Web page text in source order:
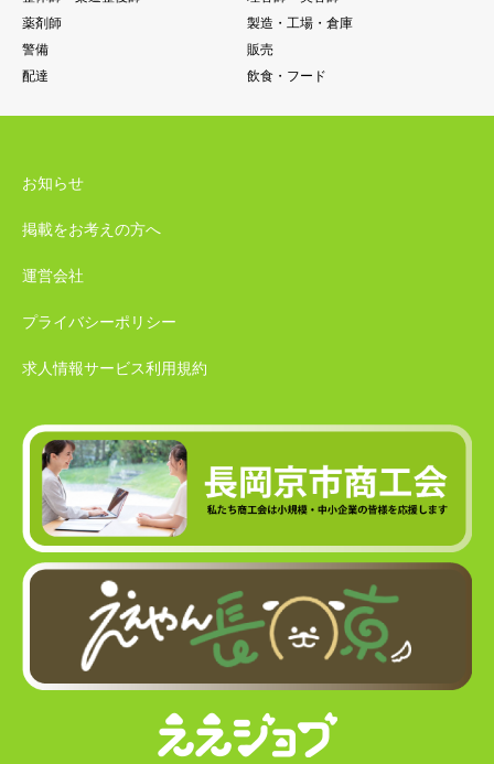
薬剤師
製造・工場・倉庫
警備
販売
配達
飲食・フード
お知らせ
掲載をお考えの方へ
運営会社
プライバシーポリシー
求人情報サービス利用規約